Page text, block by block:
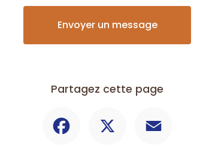
Envoyer un message
Partagez cette page